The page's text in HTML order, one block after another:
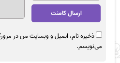
ذخیره نام، ایمیل و وبسایت من در
می‌نویسم.